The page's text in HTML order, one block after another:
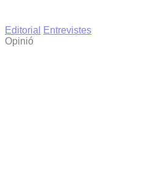
Editorial
Entrevistes
Opinió